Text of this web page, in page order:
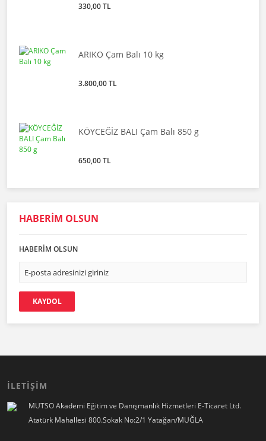
330,00 TL
ARIKO Çam Balı 10 kg
3.800,00 TL
KÖYCEĞİZ BALI Çam Balı 850 g
650,00 TL
HABERİM OLSUN
HABERİM OLSUN
KAYDOL
İLETİŞİM
MUTSO Akademi Eğitim ve Danışmanlık Hizmetleri E-Ticaret Ltd.
Atatürk Mahallesi 800.Sokak No:2/1 Yatağan/MUĞLA